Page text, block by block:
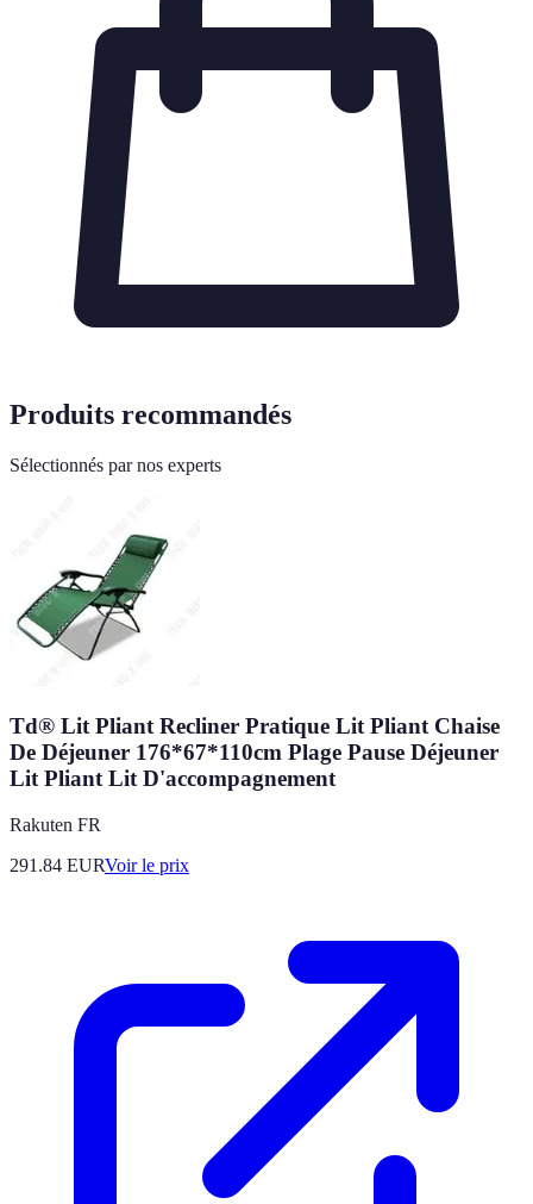
Produits recommandés
Sélectionnés par nos experts
Td® Lit Pliant Recliner Pratique Lit Pliant Chaise
De Déjeuner 176*67*110cm Plage Pause Déjeuner
Lit Pliant Lit D'accompagnement
Rakuten FR
291.84 EURVoir le prix